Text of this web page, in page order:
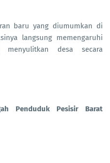
baru yang diumumkan di
langsung memengaruhi
menyulitkan desa secara
Penduduk Pesisir Barat